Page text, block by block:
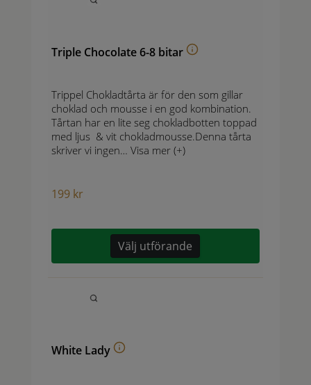
Triple Chocolate 6-8 bitar
Trippel Chokladtårta är för den som gillar
choklad och mousse i en god kombination.
Tårtan har en lite seg chokladbotten toppad
med ljus & vit chokladmousse.Denna tårta
skriver vi ingen… Visa mer (+)
199 kr
Välj utförande
White Lady